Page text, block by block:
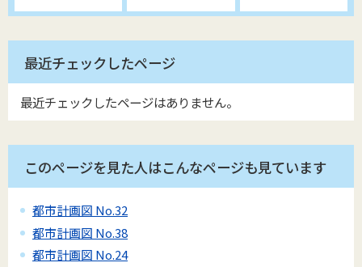
最近チェックしたページ
最近チェックしたページはありません。
このページを見た人はこんなページも見ています
都市計画図 No.32
都市計画図 No.38
都市計画図 No.24